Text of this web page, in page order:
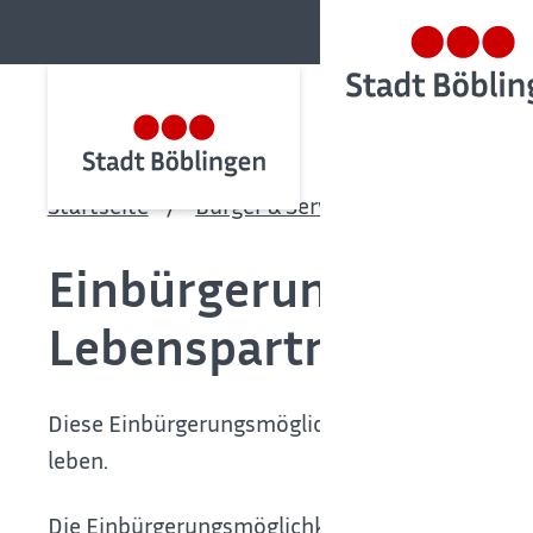
Startseite Bürger & Service
Einbürgerung
Lebenspartner einer
Diese Einbürgerungsmöglichkeit für
leben.
Die Einbürgerungsmöglichkeit gilt auch für